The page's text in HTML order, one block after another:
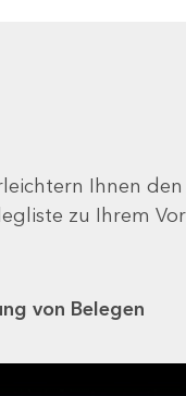
Ihnen den
zu Ihrem
von Belegen